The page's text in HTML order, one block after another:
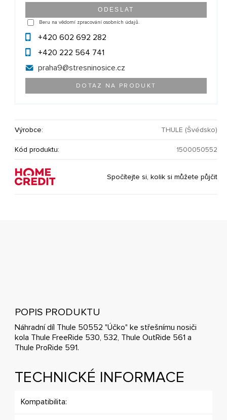
Beru na vědomí zpracování osobních údajů.
+420 602 692 282
+420 222 564 741
praha9@stresninosice.cz
DOTAZ NA PRODUKT
Výrobce: THULE (Švédsko)
Kód produktu: 1500050552
Spočítejte si, kolik si můžete půjčit
POPIS PRODUKTU
Náhradní díl Thule 50552 "Účko" ke střešnímu nosiči
kola Thule FreeRide 530, 532, Thule OutRide 561 a
Thule ProRide 591.
TECHNICKÉ INFORMACE
Kompatibilita: